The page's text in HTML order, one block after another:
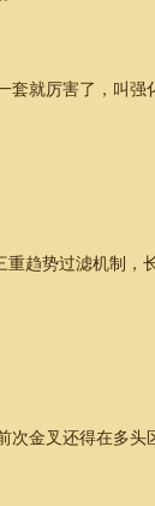
就厉害了，叫强
趋势过滤机制，
次金叉还得在多